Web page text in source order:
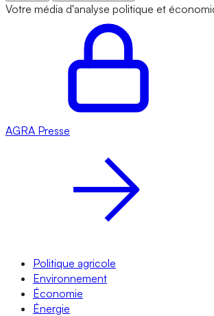
Votre média d'analyse politique et
AGRA Presse
Politique agricole
Environnement
Économie
Énergie